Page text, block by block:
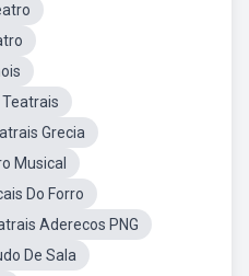
Grecia
Musical
Do Forro
Aderecos PNG
De Sala